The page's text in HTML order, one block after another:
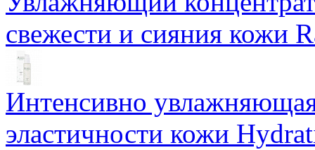
свежести и сияния кожи
Интенсивно
эластичности кожи